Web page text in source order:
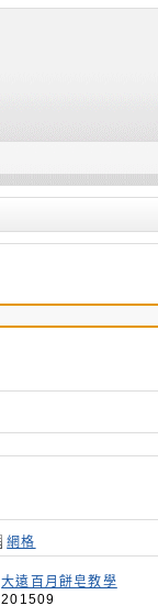
網格
大遠百月餅皂教學
201509